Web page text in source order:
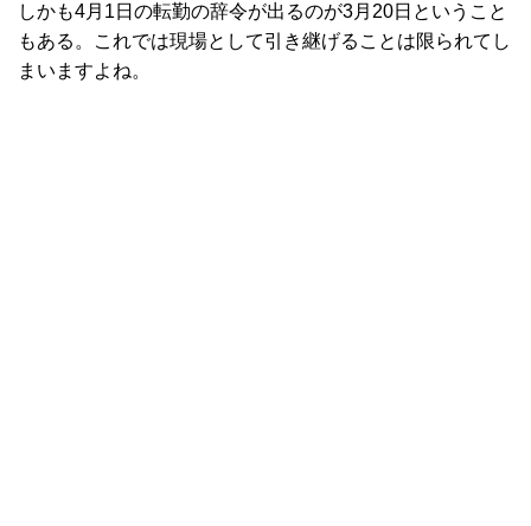
しかも4月1日の転勤の辞令が出るのが3月20日ということ
もある。これでは現場として引き継げることは限られてし
まいますよね。